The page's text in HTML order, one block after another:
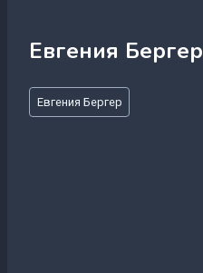
Евгения Бергер
Метки
записи:
Евгения Бергер